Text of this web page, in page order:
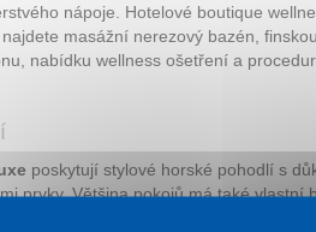
nápoje. Hotelové boutique
masážní nerezový bazén,
nabídku wellness ošetření a
poskytují stylové horské pohodlí s
prvky. Většina pokojů má také vlastní
Tater. V pokojích se nachází vlastní